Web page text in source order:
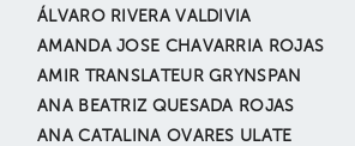
ÁLVARO RIVERA VALDIVIA
AMANDA JOSE CHAVARRIA ROJAS
AMIR TRANSLATEUR GRYNSPAN
ANA BEATRIZ QUESADA ROJAS
ANA CATALINA OVARES ULATE